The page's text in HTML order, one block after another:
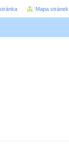
Mapa stránek